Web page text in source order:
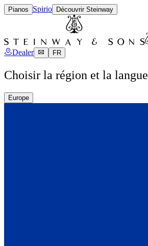
Pianos Spirio Découvrir Steinway
Dealer FR
Choisir la région et la langue
Europe